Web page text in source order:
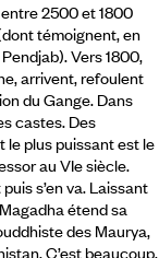
2500 et 1800
témoignent, en
Vers 1800,
arrivent, refoulent
du Gange. Dans
castes. Des
plus puissant est le
au VIe siècle.
s’en va. Laissant
étend sa
des Maurya,
C’est beaucoup.